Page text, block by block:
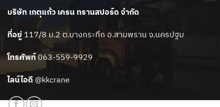
บริษัท เกตุแก้ว เครน ทรานสปอร์ด จำกัด
ที่อยู่ 117/8 ม.2 ต.บางกระทึก อ.สามพราน จ.นครปฐม
โทรศัพท์063-559-9929
ไลน์ไอดี @kkcrane